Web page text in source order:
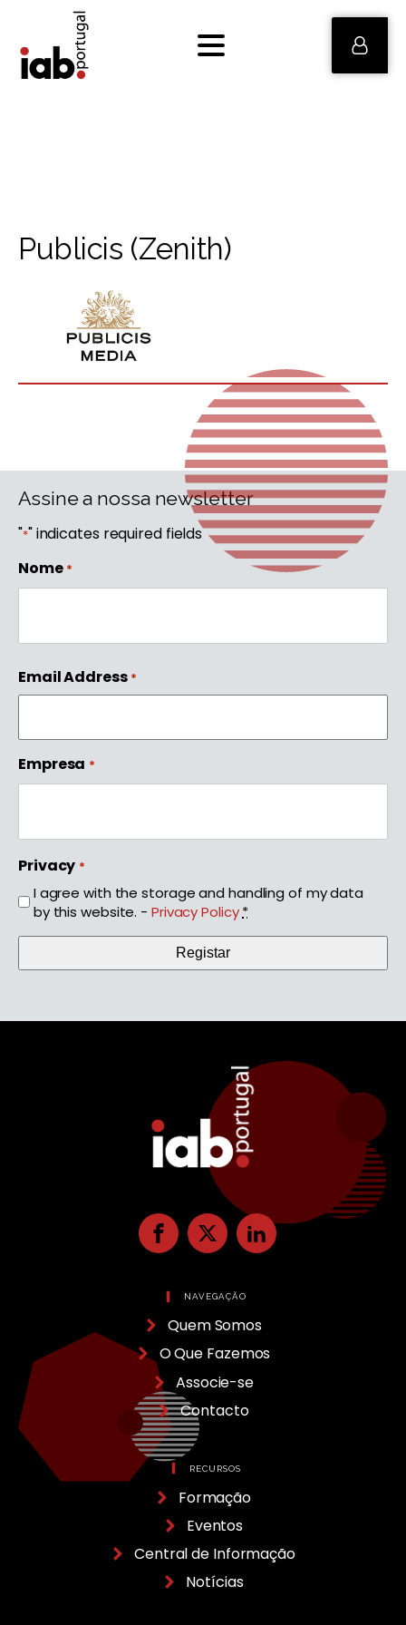
Publicis (Zenith)
Assine a nossa newsletter
"*" indicates required fields
Nome *
Email Address *
Empresa *
Privacy *
I agree with the storage and handling of my data
by this website. - Privacy Policy *
NAVEGAÇÃO
Quem Somos
O Que Fazemos
Associe-se
Contacto
RECURSOS
Formação
Eventos
Central de Informação
Notícias